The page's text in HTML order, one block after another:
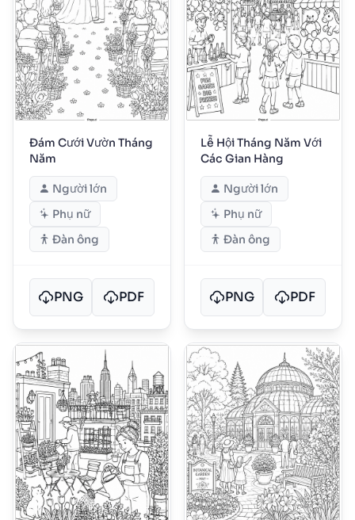
Đám Cưới Vườn Tháng
Năm
Người lớn
Phụ nữ
Đàn ông
PNG PDF
Lễ Hội Tháng Năm Với
Các Gian Hàng
Người lớn
Phụ nữ
Đàn ông
PNG PDF